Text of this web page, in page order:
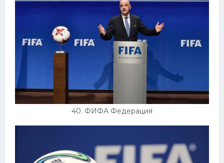
40. ФИФА Федерация